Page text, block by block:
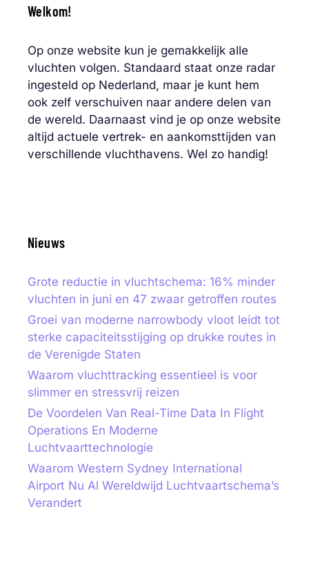
Welkom!
Op onze website kun je gemakkelijk alle
vluchten volgen. Standaard staat onze radar
ingesteld op Nederland, maar je kunt hem
ook zelf verschuiven naar andere delen van
de wereld. Daarnaast vind je op onze website
altijd actuele vertrek- en aankomsttijden van
verschillende vluchthavens. Wel zo handig!
Nieuws
Grote reductie in vluchtschema: 16% minder
vluchten in juni en 47 zwaar getroffen routes
Groei van moderne narrowbody vloot leidt tot
sterke capaciteitsstijging op drukke routes in
de Verenigde Staten
Waarom vluchttracking essentieel is voor
slimmer en stressvrij reizen
De Voordelen Van Real-Time Data In Flight
Operations En Moderne
Luchtvaarttechnologie
Waarom Western Sydney International
Airport Nu Al Wereldwijd Luchtvaartschema’s
Verandert